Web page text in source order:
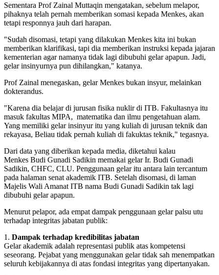
Sementara Prof Zainal Muttaqin mengatakan, sebelum melapor,
pihaknya telah pernah memberikan somasi kepada Menkes, akan
tetapi responnya jauh dari harapan.
"Sudah disomasi, tetapi yang dilakukan Menkes kita ini bukan
memberikan klarifikasi, tapi dia memberikan instruksi kepada jajaran
kementerian agar namanya tidak lagi dibubuhi gelar apapun. Jadi,
gelar insinyurnya pun dihilangkan," katanya.
Prof Zainal menegaskan, gelar Menkes bukan insyur, melainkan
dokterandus.
"Karena dia belajar di jurusan fisika nuklir di ITB. Fakultasnya itu
masuk fakultas MIPA, matematika dan ilmu pengetahuan alam.
Yang memiliki gelar insinyur itu yang kuliah di jurusan teknik dan
rekayasa, Beliau tidak pernah kuliah di fakuktas teknik," tegasnya.
Dari data yang diberikan kepada media, diketahui kalau
Menkes Budi Gunadi Sadikin memakai gelar Ir. Budi Gunadi
Sadikin, CHFC, CLU. Penggunaan gelar itu antara lain tercantum
pada halaman senat akademik ITB. Setelah disomasi, di laman
Majelis Wali Amanat ITB nama Budi Gunadi Sadikin tak lagi
dibubuhi gelar apapun.
Menurut pelapor, ada empat dampak penggunaan gelar palsu utu
terhadap integritas jabatan publik:
1. Dampak terhadap kredibilitas jabatan
Gelar akademik adalah representasi publik atas kompetensi
seseorang. Pejabat yang menggunakan gelar tidak sah menempatkan
seluruh kebijakannya di atas fondasi integritas yang dipertanyakan.